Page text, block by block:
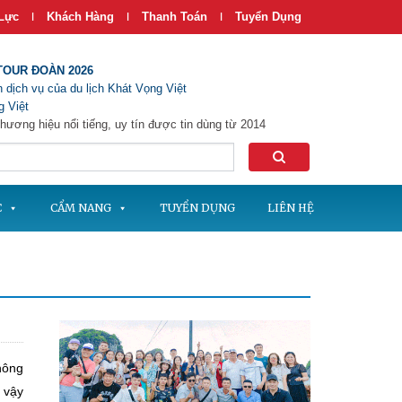
| Khách Hàng | Thanh Toán | Tuyển Dụng
ĐOÀN 2026
vụ của du lịch Khát Vọng Việt
Việt
hiệu nổi tiếng, uy tín được tin dùng từ 2014
CẨM NANG TUYỂN DỤNG LIÊN HỆ
vậy